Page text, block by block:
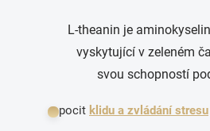
L-theanin je
vyskytující v zeleném
svou schopností
pocit klidu a zvládání stresu